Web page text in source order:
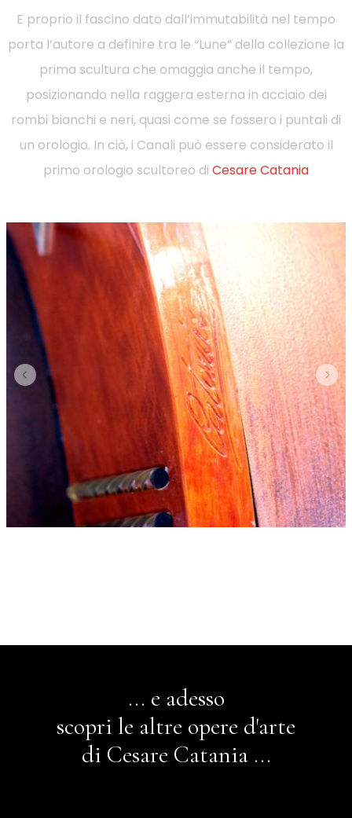
E proprio il fascino dato dall’immutabilità nel tempo
porta l’autore a definire tra le “Lune” della collezione la
prima scultura che omaggia anche il tempo,
posizionando nella raggera esterna in acciaio dei
rombi bianchi e neri, quasi come se fossero i puntali di
un orologio. In ciò, i Canali può essere considerato il
primo orologio scultoreo di Cesare Catania
... e adesso
scopri le altre opere d'arte
di Cesare Catania ...